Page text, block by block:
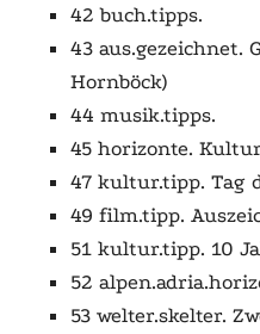
42 buch.tipps.
43 aus.gezeichnet.
Hornböck)
44 musik.tipps.
45 horizonte.
47 kultur.tipp. Tag
49 film.tipp.
51 kultur.tipp. 10
52
53 welter.skelter.